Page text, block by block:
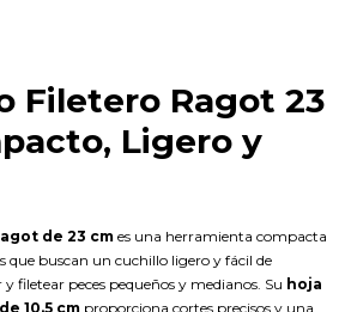
Filetero Ragot 23
Ligero y
de 23 cm es una herramienta compacta
que buscan un cuchillo ligero y fácil de
filetear peces pequeños y medianos. Su hoja
10.5 cm proporciona cortes precisos y una